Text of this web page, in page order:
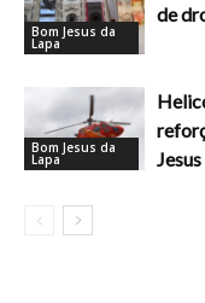
Bom Jesus da
Lapa
de
Bom Jesus da
Lapa